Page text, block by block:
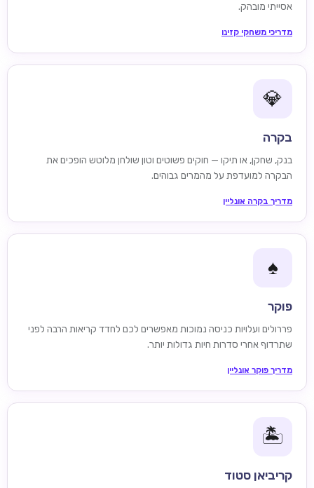
אסייתי מובהק.
מדריכי משחקי קזינו
💎
בקרה
בנק, שחקן, או תיקו — חוקים פשוטים וטון שולחן מלוטש הופכים את
הבקרה למועדפת על מהמרים גבוהים.
מדריך בקרה אונליין
♠️
פוקר
פררולים ועלויות כניסה נמוכות מאפשרים לכם לחדד קריאות הרבה לפני
שתרדוף אחרי סדרות חיות גדולות יותר.
מדריך פוקר אונליין
🏝️
קריביאן סטוד